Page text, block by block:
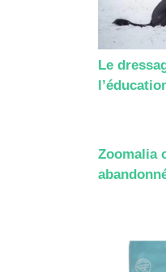
Le
Zoomalia